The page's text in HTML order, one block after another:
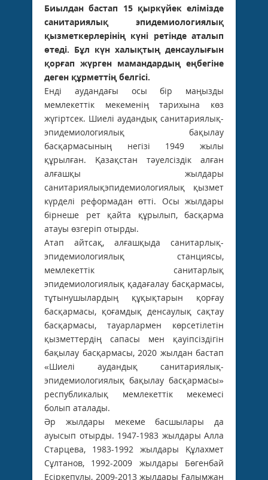
Биылдан бастап 15 қыркүйек елімізде
санитариялық эпидемиологиялық
қызметкерлерінің күні ретінде аталып
өтеді. Бұл күн халықтың денсаулығын
қорғап жүрген мамандардың еңбегіне
деген құрметтің белгісі.
Енді аудандағы осы бір маңызды
мемлекеттік мекеменің тарихына көз
жүгіртсек. Шиелі аудандық санитариялық-
эпидемиологиялық бақылау
басқармасының негізі 1949 жылы
құрылған. Қазақстан тәуелсіздік алған
алғашқы жылдары
санитариялықэпидемиологиялық қызмет
күрделі реформадан өтті. Осы жылдары
бірнеше рет қайта құрылып, басқарма
атауы өзгеріп отырды.
Атап айтсақ, алғашқыда санитарлық-
эпидемиологиялық станциясы,
мемлекеттік санитарлық
эпидемиологиялық қадағалау басқармасы,
тұтынушылардың құқықтарын қорғау
басқармасы, қоғамдық денсаулық сақтау
басқармасы, тауарлармен көрсетілетін
қызметтердің сапасы мен қауіпсіздігін
бақылау басқармасы, 2020 жылдан бастап
«Шиелі аудандық санитариялық-
эпидемиологиялық бақылау басқармасы»
республикалық мемлекеттік мекемесі
болып аталады.
Әр жылдары мекеме басшылары да
ауысып отырды. 1947-1983 жылдары Алла
Старцева, 1983-1992 жылдары Құлахмет
Сұлтанов, 1992-2009 жылдары Бөгенбай
Есіркепұлы, 2009-2013 жылдары Ғалымжан